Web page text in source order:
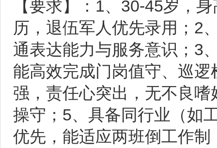
【要求】：1、30-45岁，
历，退伍军人优先录用；2
通表达能力与服务意识；3
能高效完成门岗值守、巡
强，责任心突出，无不良
操守；5、具备同行业（如
优先，能适应两班倒工作